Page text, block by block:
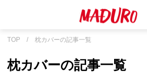
TOP / 枕カバーの記事一覧
枕カバーの記事一覧